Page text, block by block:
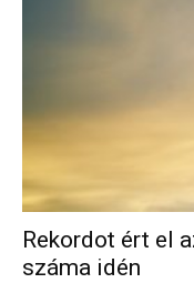
Rekordot ért el
száma idén